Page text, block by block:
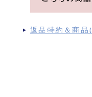
返品特約＆商品